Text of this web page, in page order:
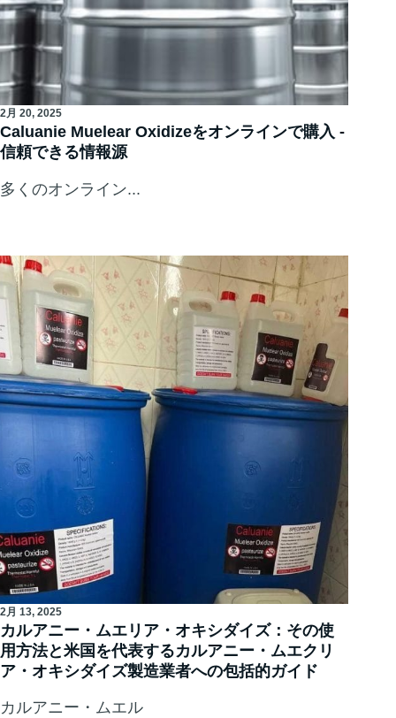
2月 20, 2025
Caluanie Muelear Oxidizeをオンラインで購入 -
信頼できる情報源
多くのオンライン...
2月 13, 2025
カルアニー・ムエリア・オキシダイズ：その使
用方法と米国を代表するカルアニー・ムエクリ
ア・オキシダイズ製造業者への包括的ガイド
カルアニー・ムエル